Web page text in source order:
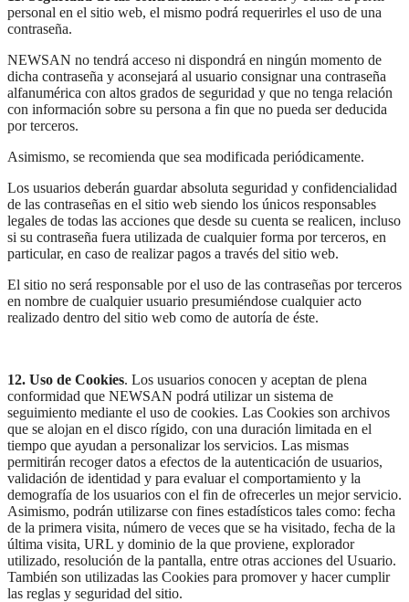
personal en el sitio web, el mismo podrá requerirles el uso de una
contraseña.
NEWSAN no tendrá acceso ni dispondrá en ningún momento de
dicha contraseña y aconsejará al usuario consignar una contraseña
alfanumérica con altos grados de seguridad y que no tenga relación
con información sobre su persona a fin que no pueda ser deducida
por terceros.
Asimismo, se recomienda que sea modificada periódicamente.
Los usuarios deberán guardar absoluta seguridad y confidencialidad
de las contraseñas en el sitio web siendo los únicos responsables
legales de todas las acciones que desde su cuenta se realicen, incluso
si su contraseña fuera utilizada de cualquier forma por terceros, en
particular, en caso de realizar pagos a través del sitio web.
El sitio no será responsable por el uso de las contraseñas por terceros
en nombre de cualquier usuario presumiéndose cualquier acto
realizado dentro del sitio web como de autoría de éste.
12. Uso de Cookies. Los usuarios conocen y aceptan de plena
conformidad que NEWSAN podrá utilizar un sistema de
seguimiento mediante el uso de cookies. Las Cookies son archivos
que se alojan en el disco rígido, con una duración limitada en el
tiempo que ayudan a personalizar los servicios. Las mismas
permitirán recoger datos a efectos de la autenticación de usuarios,
validación de identidad y para evaluar el comportamiento y la
demografía de los usuarios con el fin de ofrecerles un mejor servicio.
Asimismo, podrán utilizarse con fines estadísticos tales como: fecha
de la primera visita, número de veces que se ha visitado, fecha de la
última visita, URL y dominio de la que proviene, explorador
utilizado, resolución de la pantalla, entre otras acciones del Usuario.
También son utilizadas las Cookies para promover y hacer cumplir
las reglas y seguridad del sitio.